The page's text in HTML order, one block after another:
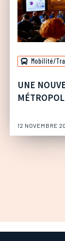
Mobilité/
UNE
12 NOVEMBRE